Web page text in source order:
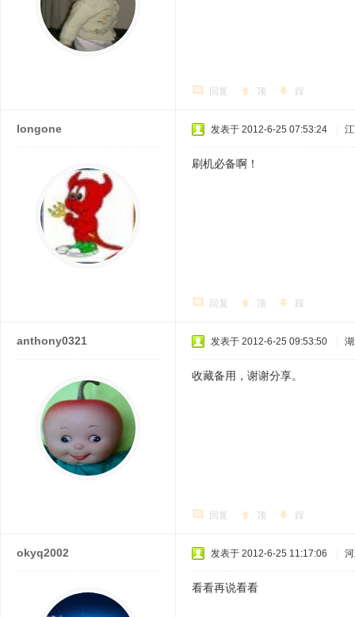
回复 顶 踩
longone 发表于 2012-6-25 07:53:24
刷机必备啊！
回复 顶 踩
anthony0321 发表于 2012-6-25 09:53:50
收藏备用，谢谢分享。
回复 顶 踩
okyq2002 发表于 2012-6-25 11:17:06
看看再说看看